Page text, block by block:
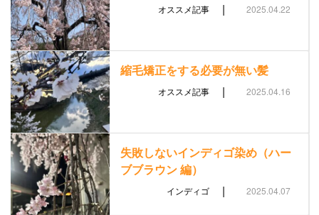
オススメ記事 | 2025.04.22
縮毛矯正をする必要が無い髪
オススメ記事 | 2025.04.16
失敗しないインディゴ染め（ハー
ブブラウン 編）
インディゴ | 2025.04.07